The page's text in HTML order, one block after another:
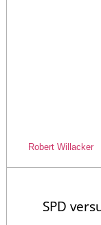
Robert Willacker
SPD